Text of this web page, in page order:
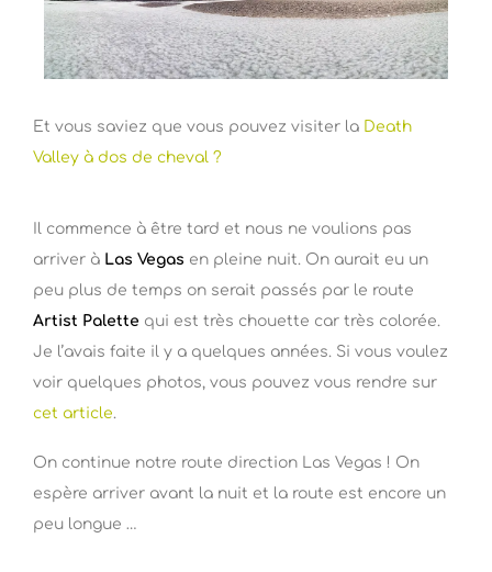
Et vous saviez que vous pouvez visiter la Death
Valley à dos de cheval ?
Il commence à être tard et nous ne voulions pas
arriver à Las Vegas en pleine nuit. On aurait eu un
peu plus de temps on serait passés par le route
Artist Palette qui est très chouette car très colorée.
Je l’avais faite il y a quelques années. Si vous voulez
voir quelques photos, vous pouvez vous rendre sur
cet article.
On continue notre route direction Las Vegas ! On
espère arriver avant la nuit et la route est encore un
peu longue …